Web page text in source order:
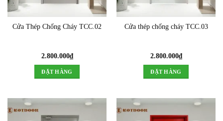
Cửa Thép Chống Cháy TCC.02
2.800.000₫
ĐẶT HÀNG
Cửa thép chống cháy TCC.03
2.800.000₫
ĐẶT HÀNG